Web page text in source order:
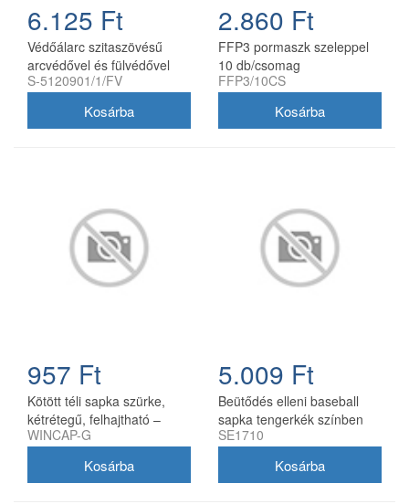
6.125 Ft
Védőálarc szitaszövésű
arcvédővel és fülvédővel
S-5120901/1/FV
2.860 Ft
FFP3 pormaszk szeleppel
10 db/csomag
FFP3/10CS
957 Ft
Kötött téli sapka szürke,
kétrétegű, felhajtható –
100% akril
WINCAP-G
5.009 Ft
Beütődés elleni baseball
sapka tengerkék színben
SE1710